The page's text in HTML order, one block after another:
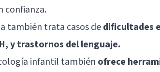
confianza.
también trata casos dedificultades
y trastornos del lenguaje.
infantil también ofrece